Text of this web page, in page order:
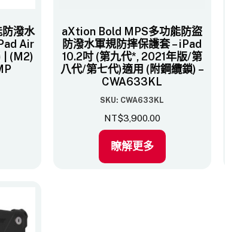
潑水
Air
| (M2)
aXtion Bold MPS多功能防盜
防潑水軍規防摔保護套 – iPad
10.2吋 (第九代*, 2021年版/第
八代/第七代)​適用 (附鋼纜鎖) –
CWA633KL
SKU: CWA633KL
NT$3,900.00
瞭解更多